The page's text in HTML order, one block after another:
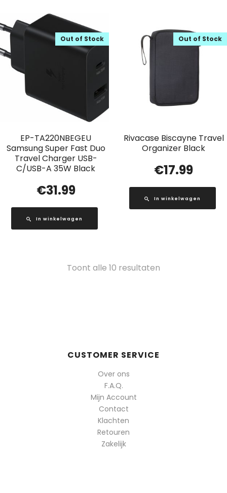
EP-TA220NBEGEU
Samsung Super Fast Duo
Travel Charger USB-
C/USB-A 35W Black
Out of Stock
€31.99
In winkelwagen
Rivacase Biscayne Travel
Organizer Black
Out of Stock
€17.99
In winkelwagen
Toont alle 10 resultaten
CUSTOMER SERVICE
Over ons
F.A.Q.
Mijn Account
Contact
Klachten
Retouren
Zakelijk